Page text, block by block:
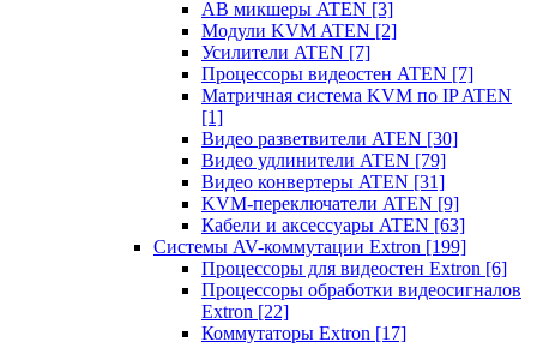
АВ микшеры ATEN [3]
Модули KVM ATEN [2]
Усилители ATEN [7]
Процессоры видеостен ATEN [7]
Матричная система KVM по IP ATEN
[1]
Видео разветвители ATEN [30]
Видео удлинители ATEN [79]
Видео конвертеры ATEN [31]
KVM-переключатели ATEN [9]
Кабели и аксессуары ATEN [63]
Системы AV-коммутации Extron [199]
Процессоры для видеостен Extron [6]
Процессоры обработки видеосигналов
Extron [22]
Коммутаторы Extron [17]